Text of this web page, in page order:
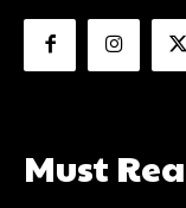
Must